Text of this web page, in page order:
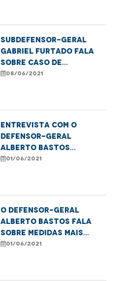
Subdefensor-geral
Gabriel Furtado fala
sobre caso de
homofobia no Maranhão
08/06/2021
Entrevista com o
defensor-geral
Alberto Bastos
falando sobre a taxa
01/06/2021
O defensor-geral
Alberto Bastos fala
sobre medidas mais
restritivas de
01/06/2021